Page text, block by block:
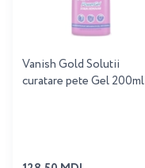
Vanish Gold Solutii
curatare pete Gel 200ml